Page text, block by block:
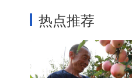
热点推荐